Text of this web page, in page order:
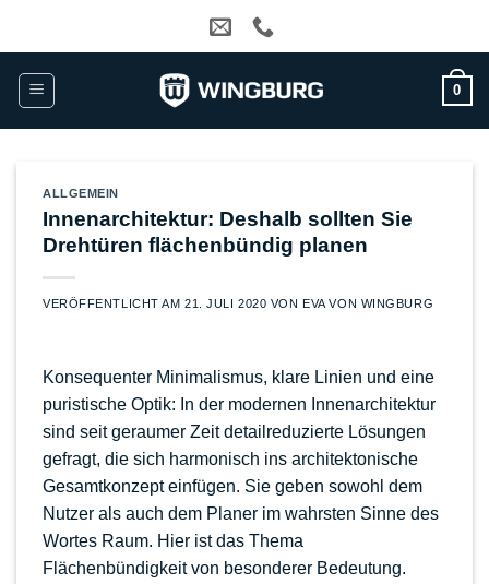
0
ALLGEMEIN
Innenarchitektur: Deshalb sollten Sie
Drehtüren flächenbündig planen
VERÖFFENTLICHT AM21. JULI 2020 VONEVA VON WINGBURG
Konsequenter Minimalismus, klare Linien und eine
puristische Optik: In der modernen Innenarchitektur
sind seit geraumer Zeit detailreduzierte Lösungen
gefragt, die sich harmonisch ins architektonische
Gesamtkonzept einfügen. Sie geben sowohl dem
Nutzer als auch dem Planer im wahrsten Sinne des
Wortes Raum. Hier ist das Thema
Flächenbündigkeit von besonderer Bedeutung.